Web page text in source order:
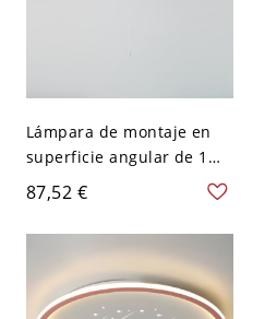
Lámpara de montaje en
superficie angular de 1
luz para
LED/Incandescente/Fluore
scente, con pantalla
sintética, 110V-120V, Polvo
de limpieza
87,52 €